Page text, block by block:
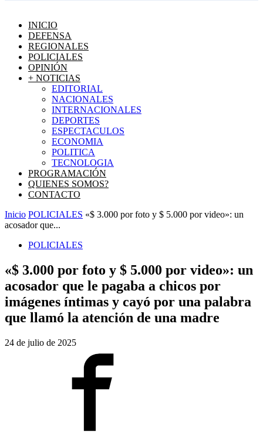
INICIO
DEFENSA
REGIONALES
POLICIALES
OPINIÓN
+ NOTICIAS
EDITORIAL
NACIONALES
INTERNACIONALES
DEPORTES
ESPECTACULOS
ECONOMIA
POLITICA
TECNOLOGIA
PROGRAMACIÓN
QUIENES SOMOS?
CONTACTO
Inicio POLICIALES «$ 3.000 por foto y $ 5.000 por video»: un
acosador que...
POLICIALES
«$ 3.000 por foto y $ 5.000 por video»: un
acosador que le pagaba a chicos por
imágenes íntimas y cayó por una palabra
que llamó la atención de una madre
24 de julio de 2025